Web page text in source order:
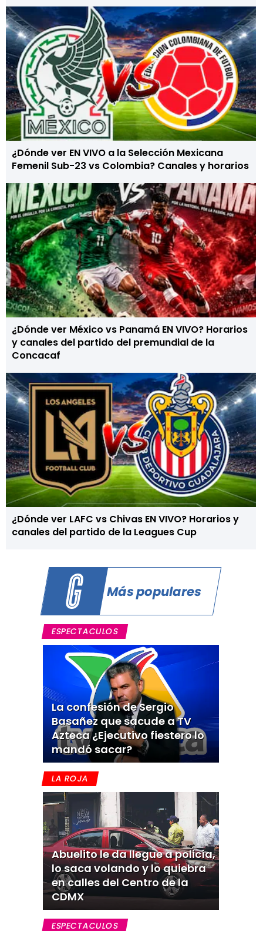
¿Dónde ver EN VIVO a la Selección Mexicana
Femenil Sub-23 vs Colombia? Canales y horarios
¿Dónde ver México vs Panamá EN VIVO? Horarios
y canales del partido del premundial de la
Concacaf
¿Dónde ver LAFC vs Chivas EN VIVO? Horarios y
canales del partido de la Leagues Cup
Más populares
ESPECTACULOS
La confesión de Sergio
Basañez que sacude a TV
Azteca ¿Ejecutivo fiestero lo
mandó sacar?
LA ROJA
Abuelito le da llegue a policía,
lo saca volando y lo quiebra
en calles del Centro de la
CDMX
ESPECTACULOS